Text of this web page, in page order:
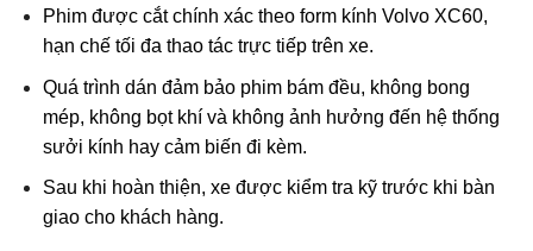
Phim được cắt chính xác theo form kính Volvo XC60,
hạn chế tối đa thao tác trực tiếp trên xe.
Quá trình dán đảm bảo phim bám đều, không bong
mép, không bọt khí và không ảnh hưởng đến hệ thống
sưởi kính hay cảm biến đi kèm.
Sau khi hoàn thiện, xe được kiểm tra kỹ trước khi bàn
giao cho khách hàng.